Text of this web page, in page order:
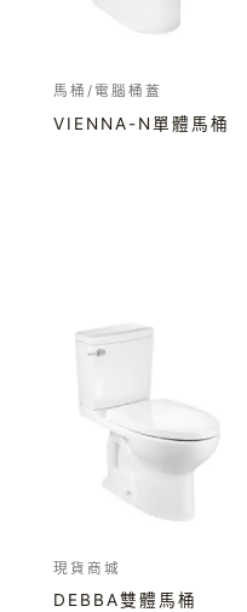
馬桶/電腦桶蓋
VIENNA-N單體馬桶
現貨商城
DEBBA雙體馬桶